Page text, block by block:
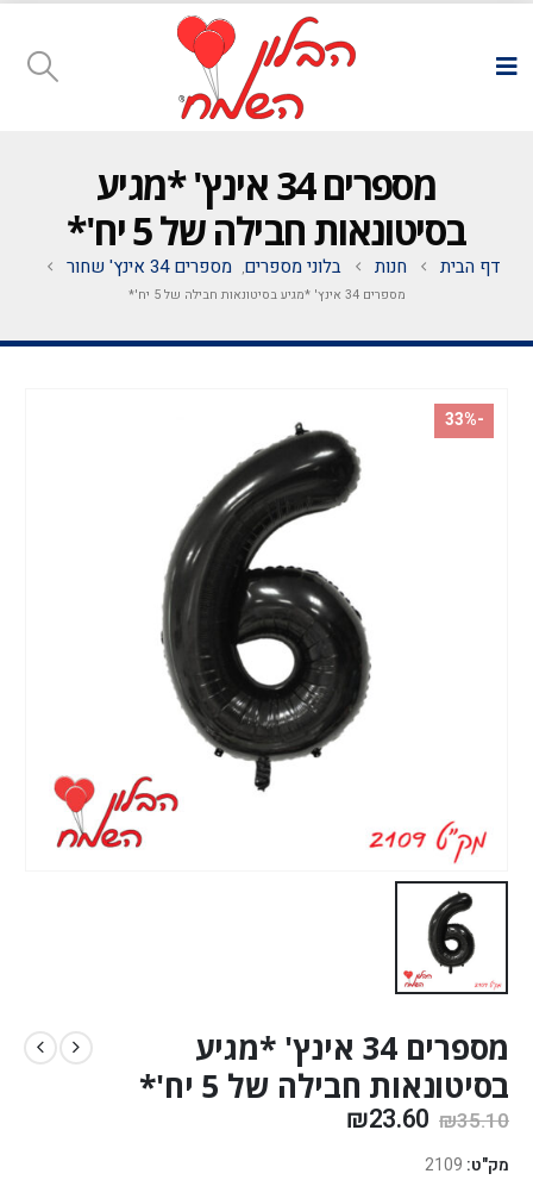
מספרים 34 אינץ' *מגיע
בסיטונאות חבילה של 5 יח'*
דף הבית חנות בלוני מספרים, מספרים 34 אינץ' שחור
מספרים 34 אינץ' *מגיע בסיטונאות חבילה של 5 יח'*
-33%
מספרים 34 אינץ' *מגיע
בסיטונאות חבילה של 5 יח'*
₪35.10
₪23.60
מק"ט: 2109